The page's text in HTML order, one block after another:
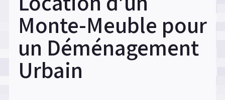
Monte-Meuble pour
un Déménagement
Urbain